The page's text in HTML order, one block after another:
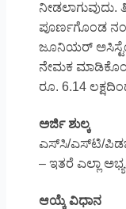
ಪೂರ್ಣಗೊಂಡ
ಜೂನಿಯರ್
ನೇಮಕ
ರೂ. 6.14
ಅರ್ಜಿ ಶುಲ್ಕ
ಎಸ್‌ಸಿ/ಎಸ್‌ಟಿ/
– ಇತರೆ ಎಲ್ಲಾ
ಆಯ್ಕೆ ವಿಧಾನ